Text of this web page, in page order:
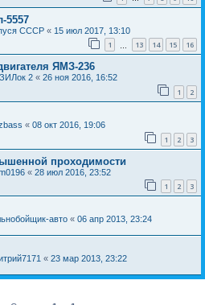
5557
СССР « 15 июл 2017, 13:10
1 13 14 15 16
ЯМЗ-236
2 « 26 ноя 2016, 16:52
1 2
« 08 окт 2016, 19:06
1 2 3
проходимости
« 28 июл 2016, 23:52
1 2 3
авто « 06 апр 2013, 23:24
« 23 мар 2013, 23:22